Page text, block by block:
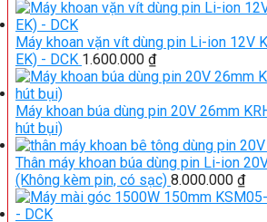
Máy khoan vặn vít dùng pin Li-ion 12V
EK) - DCK 1.600.000 ₫
Máy khoan búa dùng pin 20V 26mm
hút bụi)
Thân máy khoan búa dùng pin Li-ion
(Không kèm pin, có sạc) 8.000.000 ₫